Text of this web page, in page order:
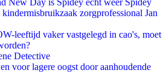
New Day is Spidey echt weer Spidey
zorgprofessional Jan
leeftijd vaker vastgelegd in cao's, moet
Detective
voor lagere oogst door aanhoudende